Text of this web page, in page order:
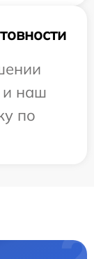
и наш
по